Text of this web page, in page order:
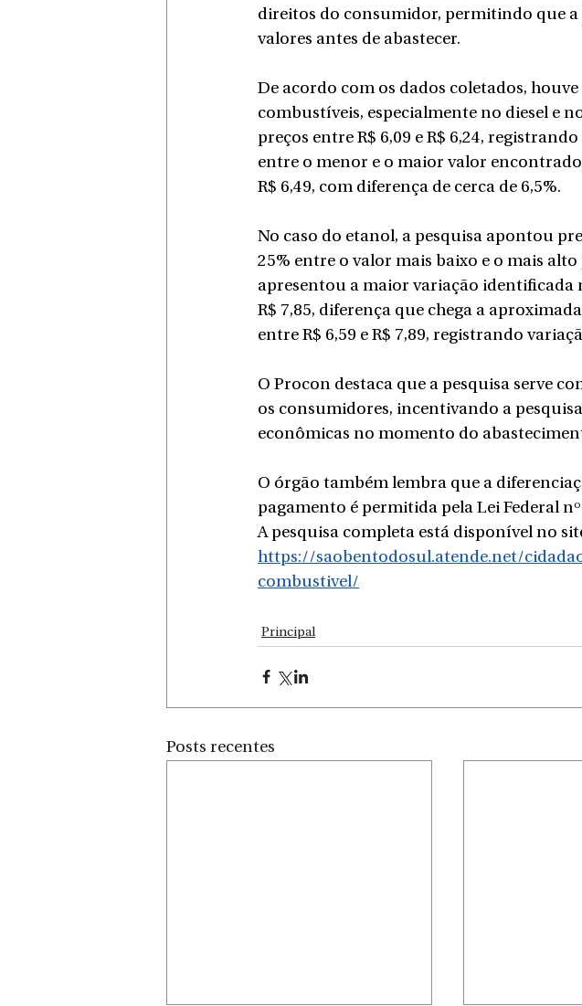
direitos do consumidor, permitindo que
valores antes de abastecer.
De acordo com os dados coletados,
combustíveis, especialmente no diesel e
preços entre R$ 6,09 e R$ 6,24,
entre o menor e o maior valor
R$ 6,49, com diferença de cerca de 6,5%.
No caso do etanol, a pesquisa apontou
25% entre o valor mais baixo e o mais
apresentou a maior variação identificada
R$ 7,85, diferença que chega a
entre R$ 6,59 e R$ 7,89, registrando
O Procon destaca que a pesquisa serve
os consumidores, incentivando a
econômicas no momento do
O órgão também lembra que a
pagamento é permitida pela Lei Federal
A pesquisa completa está disponível no
https://saobentodosul.atende.net/
combustivel/
Principal
Posts recentes